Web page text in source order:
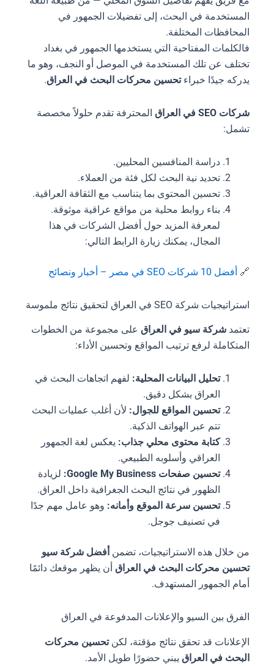
المستخدمة في البحث، إلى تفضيلات الجمهور في
المحافظات المختلفة.
فالكلمات المفتاحية التي يستخدمها الجمهور في بغداد
تختلف عن تلك المستخدمة في الموصل أو النجف، وهو ما
يدركه جيدًا خبراءتحسين محركات البحث في العراق.
شركات SEO في العراق
المحترفة تقدم حلولاً مخصصة
تشمل:
دراسة المنافسين المحليين.
تحديد نية البحث لكل فئة من العملاء.
تحسين المحتوى بما يتناسب مع الثقافة العراقية.
بناء روابط محلية من مواقع عراقية موثوقة.
لمعرفة المزيد حول أفضل الشركات في هذا
المجال، يمكنك زيارة الرابط التالي:
🔗أفضل 10 شركات SEO في مصر – أخبار ونصائح
استراتيجيات شركة SEO في العراق لتحقيق نتائج ملموسة
تعتمدشركة سيو في العراقعلى مجموعة من الخطوات
المتكاملة لرفع ترتيب المواقع وتحسين الأداء:
تحليل البيانات المحلية:لفهم اتجاهات البحث في
العراق بشكل دقيق.
تحسين المواقع للجوال:لأن أغلب عمليات البحث
تتم عبر الهواتف الذكية.
كتابة محتوى محلي جذاب:يعكس لغة الجمهور
العراقي وأسلوبه الطبيعي.
تحسين صفحات Google My Business:
لزيادة
الظهور في نتائج البحث الجغرافية داخل العراق.
تحسين سرعة الموقع وأمانه:وهو عامل مهم جدًا
في تصنيف جوجل.
من خلال هذه الاستراتيجيات، تضمنأفضل شركة سيو
تحسين محركات البحث في العراقأن يظهر موقعك دائمًا
أمام الجمهور المستهدف.
الفرق بين السيو والإعلانات المدفوعة في العراق
الإعلانات قد تحقق نتائج مؤقتة، لكنتحسين محركات
البحث في العراقيبني حضورًا طويل الأمد.